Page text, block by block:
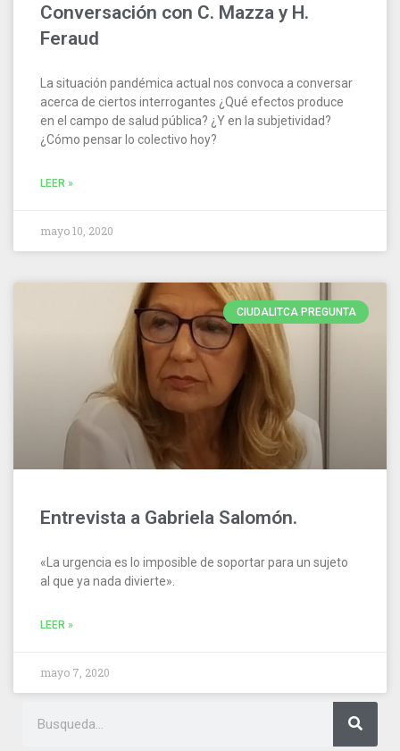
Conversación con C. Mazza y H.
Feraud
La situación pandémica actual nos convoca a conversar
acerca de ciertos interrogantes ¿Qué efectos produce
en el campo de salud pública? ¿Y en la subjetividad?
¿Cómo pensar lo colectivo hoy?
LEER »
mayo 10, 2020
CIUDALITCA PREGUNTA
Entrevista a Gabriela Salomón.
«La urgencia es lo imposible de soportar para un sujeto
al que ya nada divierte».
LEER »
mayo 7, 2020